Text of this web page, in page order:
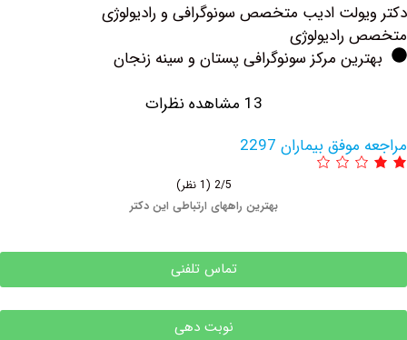
ادیب متخصص سونوگرافی و رادیولوژی
مرکز سونوگرافی پستان و سینه زنجان
بیماران 2297
بهترین راههای ارتباطی این دکتر
تماس تلفنی
نوبت دهی